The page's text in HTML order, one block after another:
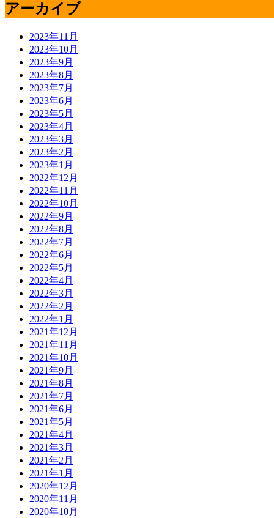
アーカイブ
2023年11月
2023年10月
2023年9月
2023年8月
2023年7月
2023年6月
2023年5月
2023年4月
2023年3月
2023年2月
2023年1月
2022年12月
2022年11月
2022年10月
2022年9月
2022年8月
2022年7月
2022年6月
2022年5月
2022年4月
2022年3月
2022年2月
2022年1月
2021年12月
2021年11月
2021年10月
2021年9月
2021年8月
2021年7月
2021年6月
2021年5月
2021年4月
2021年3月
2021年2月
2021年1月
2020年12月
2020年11月
2020年10月